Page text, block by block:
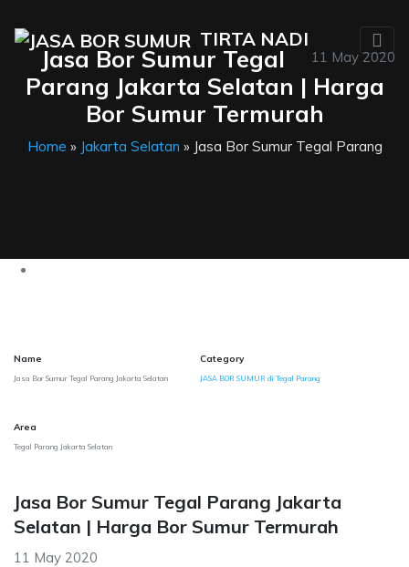
TIRTA NADI
11 May 2020
Jasa Bor Sumur Tegal
Parang Jakarta Selatan | Harga
Bor Sumur Termurah
Home » Jakarta Selatan » Jasa Bor Sumur Tegal Parang
Name
Jasa Bor Sumur Tegal Parang Jakarta Selatan
Category
JASA BOR SUMUR di Tegal Parang
Area
Tegal Parang Jakarta Selatan
Jasa Bor Sumur Tegal Parang Jakarta
Selatan | Harga Bor Sumur Termurah
11 May 2020